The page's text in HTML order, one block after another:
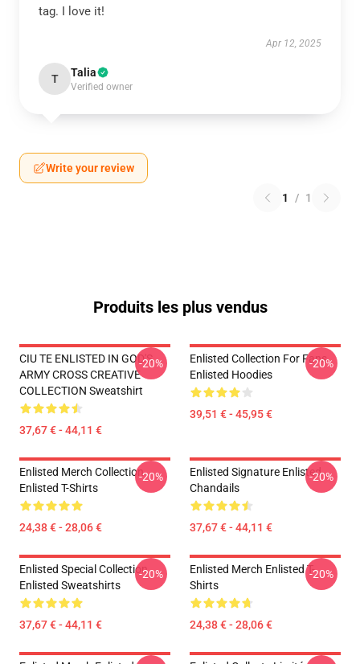
tag. I love it!
Apr 12, 2025
T Talia
Verified owner
Write your review
1 / 1
Produits les plus vendus
CIU TE ENLISTED IN GOD'S
ARMY CROSS CREATIVE
COLLECTION Sweatshirt
37,67 € - 44,11 €
-20%
Enlisted Collection For Fans
Enlisted Hoodies
39,51 € - 45,95 €
-20%
Enlisted Merch Collection
Enlisted T-Shirts
24,38 € - 28,06 €
-20%
Enlisted Signature Enlisted
Chandails
37,67 € - 44,11 €
-20%
Enlisted Special Collection
Enlisted Sweatshirts
37,67 € - 44,11 €
-20%
Enlisted Merch Enlisted T-
Shirts
24,38 € - 28,06 €
-20%